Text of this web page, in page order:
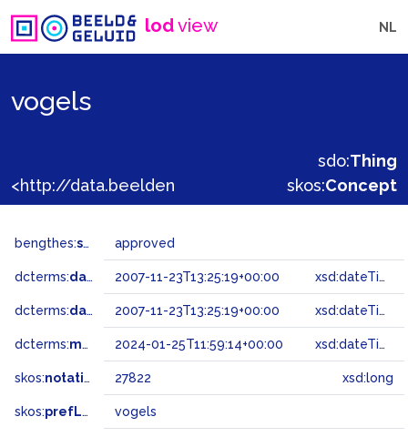
lodview NL
vogels
sdo:Thing
skos:Concept
bengthes:status approved
dcterms:dateAccepted 2007-11-23T13:25:19+00:00 xsd:dateTime
dcterms:dateSubmitted 2007-11-23T13:25:19+00:00 xsd:dateTime
dcterms:modified 2024-01-25T11:59:14+00:00 xsd:dateTime
skos:notation 27822 xsd:long
skos:prefLabel vogels